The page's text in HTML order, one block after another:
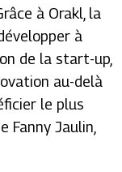
à Orakl, la
à
de la start-up,
au-delà
le plus
Fanny Jaulin,